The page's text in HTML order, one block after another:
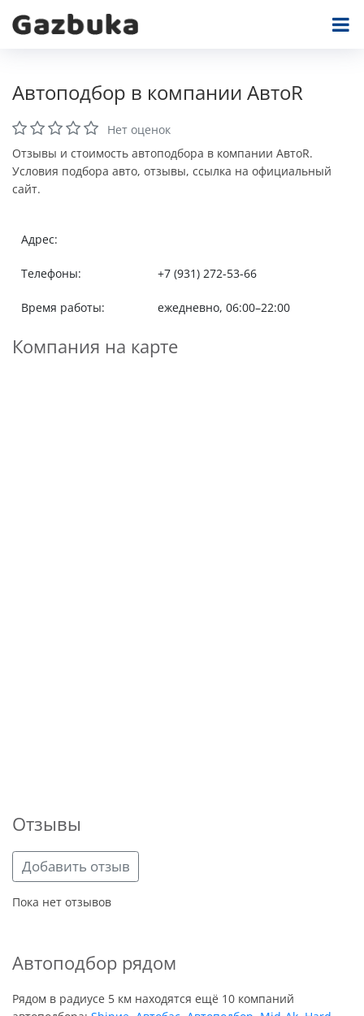
Автоподбор в компании АвтоR
Нет оценок
Отзывы и стоимость автоподбора в компании АвтоR.
Условия подбора авто, отзывы, ссылка на официальный
сайт.
Адрес:
Телефоны: +7 (931) 272-53-66
Время работы: ежедневно, 06:00–22:00
Компания на карте
Отзывы
Добавить отзыв
Пока нет отзывов
Автоподбор рядом
Рядом в радиусе 5 км находятся ещё 10 компаний